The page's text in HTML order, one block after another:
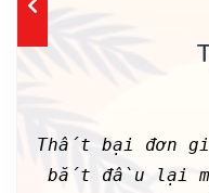
Thất bại đơn
bắt đầu lại